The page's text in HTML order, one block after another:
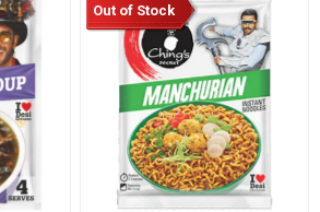
Out of Stock